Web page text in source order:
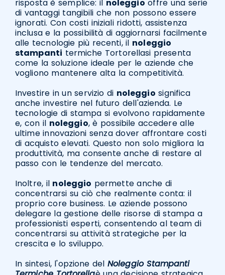
risposta è semplice: il noleggio offre una serie
di vantaggi tangibili che non possono essere
ignorati. Con costi iniziali ridotti, assistenza
inclusa e la possibilità di aggiornarsi facilmente
alle tecnologie più recenti, il noleggio
stampanti termiche Tortorellasi presenta
come la soluzione ideale per le aziende che
vogliono mantenere alta la competitività.
Investire in un servizio di noleggio significa
anche investire nel futuro dell'azienda. Le
tecnologie di stampa si evolvono rapidamente
e, con il noleggio, è possibile accedere alle
ultime innovazioni senza dover affrontare costi
di acquisto elevati. Questo non solo migliora la
produttività, ma consente anche di restare al
passo con le tendenze del mercato.
Inoltre, il noleggio permette anche di
concentrarsi su ciò che realmente conta: il
proprio core business. Le aziende possono
delegare la gestione delle risorse di stampa a
professionisti esperti, consentendo al team di
concentrarsi su attività strategiche per la
crescita e lo sviluppo.
In sintesi, l'opzione del Noleggio Stampanti